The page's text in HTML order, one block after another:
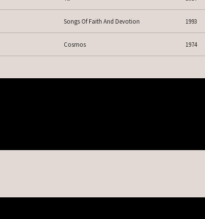
Songs Of Faith And Devotion 1993
Cosmos 1974